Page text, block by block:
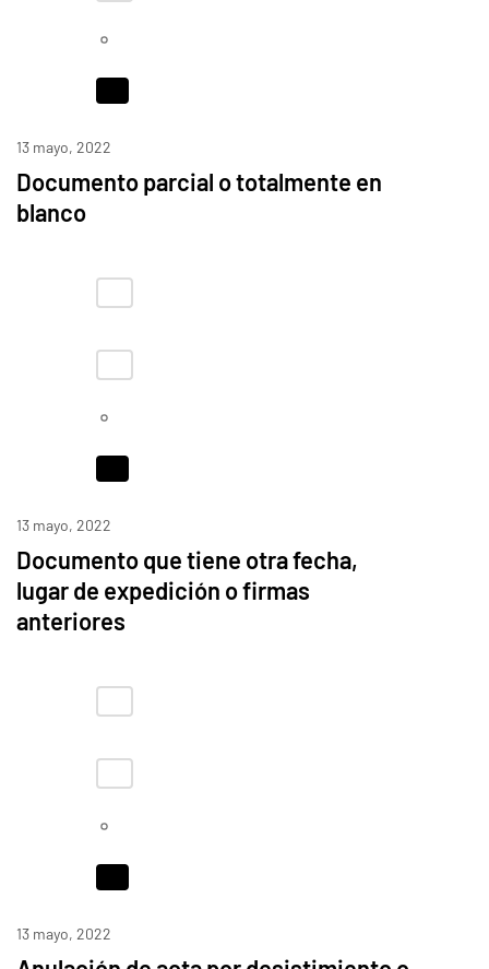
13 mayo, 2022
Documento parcial o totalmente en
blanco
13 mayo, 2022
Documento que tiene otra fecha,
lugar de expedición o firmas
anteriores
13 mayo, 2022